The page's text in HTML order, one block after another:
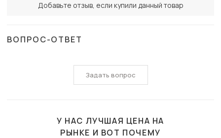
Добавьте отзыв, если купили данный товар
ВОПРОС-ОТВЕТ
Задать вопрос
У НАС ЛУЧШАЯ ЦЕНА НА
РЫНКЕ И ВОТ ПОЧЕМУ